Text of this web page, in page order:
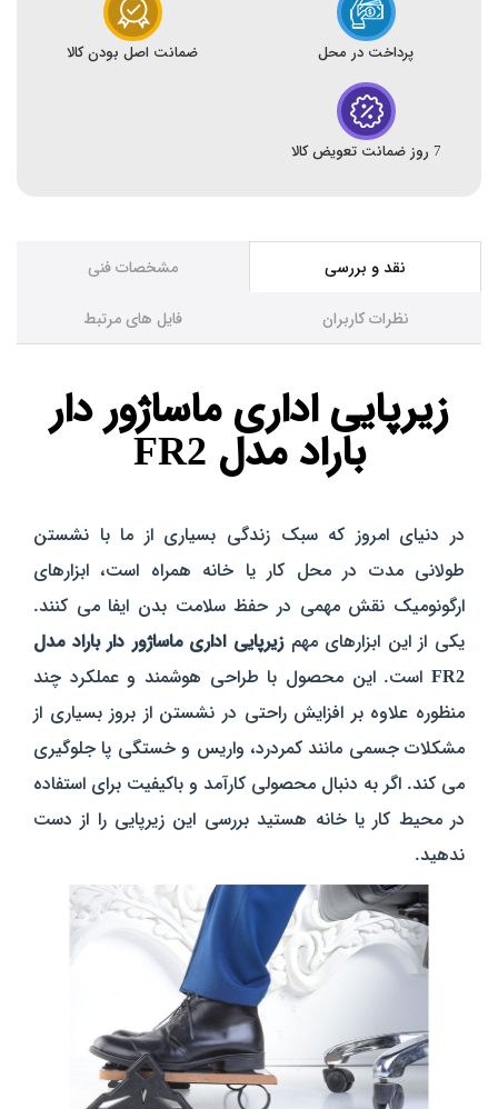
پرداخت در محل ضمانت اصل بودن کالا
7 روز ضمانت تعویض کالا
نقد و بررسی مشخصات فنی
نظرات کاربران فایل های مرتبط
زیرپایی اداری ماساژور دار
باراد مدل FR2
در دنیای امروز که سبک زندگی بسیاری از ما با نشستن
طولانی‌ مدت در محل کار یا خانه همراه است، ابزارهای
ارگونومیک نقش مهمی در حفظ سلامت بدن ایفا می‌ کنند.
یکی از این ابزارهای مهمزیرپایی اداری ماساژور دار باراد مدل
FR2 است. این محصول با طراحی هوشمند و عملکرد چند
منظوره علاوه بر افزایش راحتی در نشستن از بروز بسیاری از
مشکلات جسمی مانند کمردرد، واریس و خستگی پا جلوگیری
می‌ کند. اگر به دنبال محصولی کارآمد و باکیفیت برای استفاده
در محیط کار یا خانه هستید بررسی این زیرپایی را از دست
ندهید.